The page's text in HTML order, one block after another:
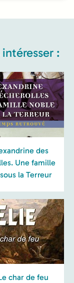
:
des
Une famille
la Terreur
char de feu